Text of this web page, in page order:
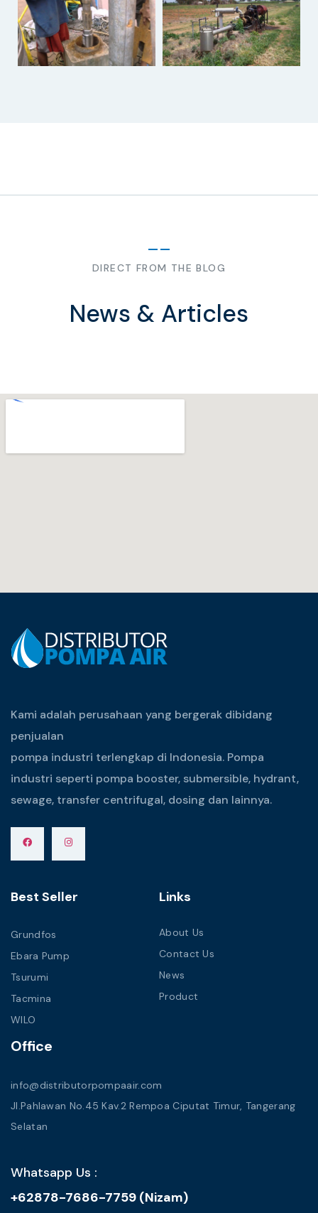
DIRECT FROM THE BLOG
News & Articles
Kami adalah perusahaan yang bergerak dibidang
penjualan
pompa industri terlengkap di Indonesia. Pompa
industri seperti pompa booster, submersible, hydrant,
sewage, transfer centrifugal, dosing dan lainnya.
Best Seller
Grundfos
Ebara Pump
Tsurumi
Tacmina
WILO
Links
About Us
Contact Us
News
Product
Office
info@distributorpompaair.com
Jl.Pahlawan No.45 Kav.2 Rempoa Ciputat Timur, Tangerang
Selatan
Whatsapp Us :
+62878-7686-7759 (Nizam)